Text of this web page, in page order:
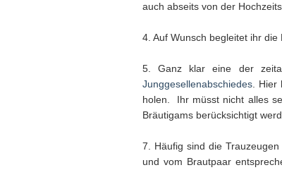
auch abseits von der
4. Auf Wunsch begleitet ihr die
5. Ganz klar eine der
Junggesellenabschiedes. Hier
holen. Ihr müsst nicht alles
Bräutigams berücksichtigt
7. Häufig sind die
und vom Brautpaar